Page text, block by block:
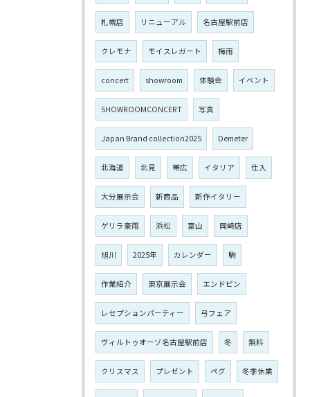
札幌店 リニューアル 名古屋駅前店
クレモナ モイスレガート 梅雨
concert showroom 体験会 イベント
SHOWROOMCONCERT 写真
Japan Brand collection2025 Demeter
北海道 北見 帯広 イタリア 仕入
大分展示会 新商品 新作イタリー
ゲリラ豪雨 浜松 富山 岡崎店
旭川 2025年 カレンダー 駒
作業紹介 東京展示会 エンドピン
レセプションパーティー 弓フェア
ヴィルトゥオーゾ名古屋駅前店 冬 無料
クリスマス プレゼント ペグ 冬季休業